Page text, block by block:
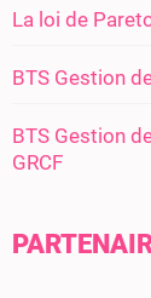
La loi de
BTS Gestion
BTS Gestion
GRCF